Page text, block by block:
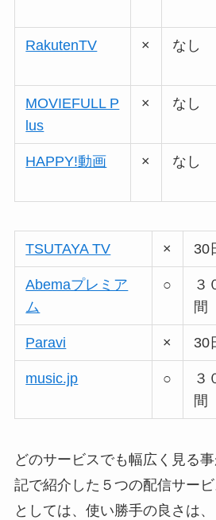
RakutenTV × なし
MOVIEFULL P
lus
× なし
HAPPY!動画 × なし
TSUTAYA TV × 30
Abemaプレミア
ム
○
３
間
Paravi × 30
music.jp ○
３
間
どのサービスでも幅広く見る
記で紹介した５つの配信サー
としては、使い勝手の良さは、